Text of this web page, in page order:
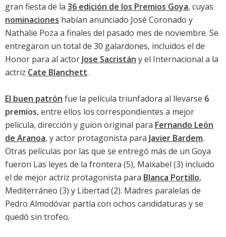
gran fiesta de la 36 edición de los Premios Goya, cuyas
nominaciones habían anunciado José Coronado y
Nathalie Poza a finales del pasado mes de noviembre. Se
entregaron un total de 30 galardones, incluidos el de
Honor para al actor Jose Sacristán y el Internacional a la
actriz Cate Blanchett.
El buen patrón fue la película triunfadora al llevarse 6
premios, entre ellos los correspondientes a mejor
película, dirección y guion original para Fernando León
de Aranoa, y actor protagonista para Javier Bardem.
Otras películas por las que se entregó más de un Goya
fueron Las leyes de la frontera (5), Maixabel (3) incluido
el de mejor actriz protagonista para Blanca Portillo,
Mediterráneo (3) y Libertad (2). Madres paralelas de
Pedro Almodóvar partía con ochos candidaturas y se
quedó sin trofeo.